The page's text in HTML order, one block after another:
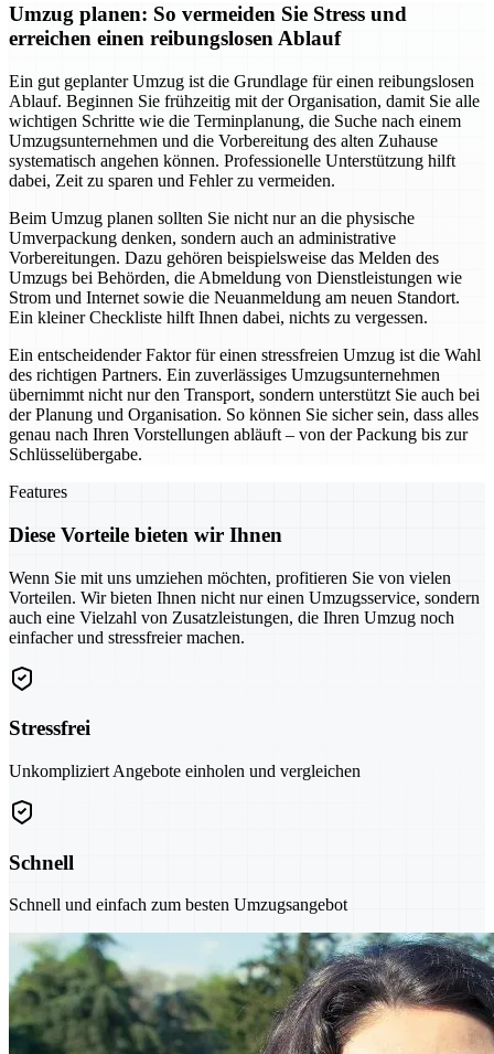
Umzug planen: So vermeiden Sie Stress und
erreichen einen reibungslosen Ablauf
Ein gut geplanter Umzug ist die Grundlage für einen reibungslosen
Ablauf. Beginnen Sie frühzeitig mit der Organisation, damit Sie alle
wichtigen Schritte wie die Terminplanung, die Suche nach einem
Umzugsunternehmen und die Vorbereitung des alten Zuhause
systematisch angehen können. Professionelle Unterstützung hilft
dabei, Zeit zu sparen und Fehler zu vermeiden.
Beim Umzug planen sollten Sie nicht nur an die physische
Umverpackung denken, sondern auch an administrative
Vorbereitungen. Dazu gehören beispielsweise das Melden des
Umzugs bei Behörden, die Abmeldung von Dienstleistungen wie
Strom und Internet sowie die Neuanmeldung am neuen Standort.
Ein kleiner Checkliste hilft Ihnen dabei, nichts zu vergessen.
Ein entscheidender Faktor für einen stressfreien Umzug ist die Wahl
des richtigen Partners. Ein zuverlässiges Umzugsunternehmen
übernimmt nicht nur den Transport, sondern unterstützt Sie auch bei
der Planung und Organisation. So können Sie sicher sein, dass alles
genau nach Ihren Vorstellungen abläuft – von der Packung bis zur
Schlüsselübergabe.
Features
Diese Vorteile bieten wir Ihnen
Wenn Sie mit uns umziehen möchten, profitieren Sie von vielen
Vorteilen. Wir bieten Ihnen nicht nur einen Umzugsservice, sondern
auch eine Vielzahl von Zusatzleistungen, die Ihren Umzug noch
einfacher und stressfreier machen.
Stressfrei
Unkompliziert Angebote einholen und vergleichen
Schnell
Schnell und einfach zum besten Umzugsangebot